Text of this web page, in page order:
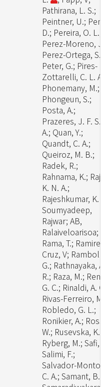
Pathirana, L. S.;
Peintner, U.;
D.; Pereira, O. L.;
Perez-Moreno,
Perez-Ortega, S.;
Peter, G.; Pires-
Zottarelli, C. L. A.;
Phonemany, M.;
Phongeun, S.;
Posta, A.;
Prazeres, J. F. S.
A.; Quan, Y.;
Quandt, C. A.;
Queiroz, M. B.;
Radek, R.;
Rahnama, K.; Raj,
K. N. A.;
Rajeshkumar, K.
Soumyadeep,
Rajwar; AB,
Ralaiveloarisoa;
Rama, T.;
Cruz, V;
G.; Rathnayaka, A.
R.; Raza, M.; Ren,
G. C.; Rinaldi, A.
Rivas-Ferreiro,
Robledo, G. L.;
Ronikier, A.;
W.; Rusevska, K.;
Ryberg, M.; Safi,
Salimi, F.;
Salvador-
C. A.; Samant, B.;